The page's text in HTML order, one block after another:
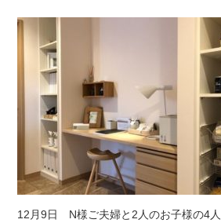
12月9日 N様ご夫婦と2人のお子様の4